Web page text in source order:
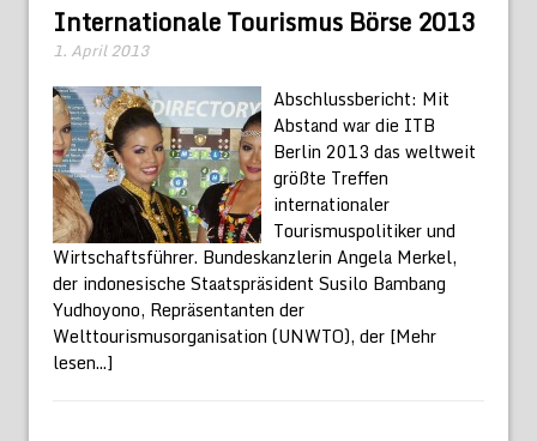
Internationale Tourismus Börse 2013
1. April 2013
Abschlussbericht: Mit
Abstand war die ITB
Berlin 2013 das weltweit
größte Treffen
internationaler
Tourismuspolitiker und
Wirtschaftsführer. Bundeskanzlerin Angela Merkel,
der indonesische Staatspräsident Susilo Bambang
Yudhoyono, Repräsentanten der
Welttourismusorganisation (UNWTO), der [Mehr
lesen...]